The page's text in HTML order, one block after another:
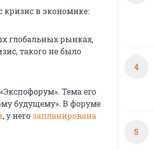
кризис в экономике:
глобальных рынках,
такого не было
Тема его
будущему». В форуме
, у негозапланирована
4
5